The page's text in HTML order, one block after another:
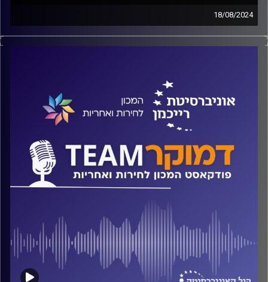
18/08/2024
פודקאסט המכון לחירות ואחריות באוניברסיטת רייכמן
האם הפוליטיזציה חדרה לצה"ל ומהן ההשלכות? מה לא מבינים
חיים וייצמן עם פרופ' יגיל לוי
קרדיט תמונות:המכון לחירות ואחריות